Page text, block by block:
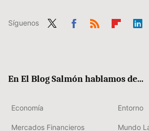
Síguenos
En El Blog Salmón hablamos de...
Economía Entorno
Mercados Financieros Mundo